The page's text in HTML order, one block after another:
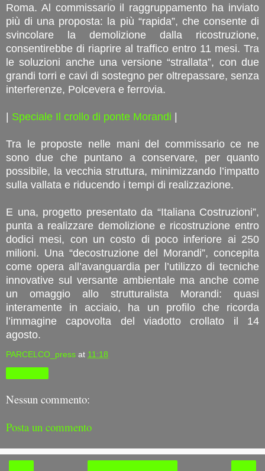
Roma. Al commissario il raggruppamento ha inviato
più di una proposta: la più “rapida”, che consente di
svincolare la demolizione dalla ricostruzione,
consentirebbe di riaprire al traffico entro 11 mesi. Tra
le soluzioni anche una versione “strallata”, con due
grandi torri e cavi di sostegno per oltrepassare, senza
interferenze, Polcevera e ferrovia.
| Speciale Il crollo di ponte Morandi |
Tra le proposte nelle mani del commissario ce ne
sono due che puntano a conservare, per quanto
possibile, la vecchia struttura, minimizzando l’impatto
sulla vallata e riducendo i tempi di realizzazione.
E una, progetto presentato da “Italiana Costruzioni”,
punta a realizzare demolizione e ricostruzione entro
dodici mesi, con un costo di poco inferiore ai 250
milioni. Una “decostruzione del Morandi”, concepita
come opera all’avanguardia per l’utilizzo di tecniche
innovative sul versante ambientale ma anche come
un omaggio allo strutturalista Morandi: quasi
interamente in acciaio, ha un profilo che ricorda
l’immagine capovolta del viadotto crollato il 14
agosto.
PARCELCO_press at 11:18
Nessun commento:
Posta un commento